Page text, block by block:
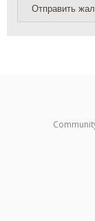
Отправить